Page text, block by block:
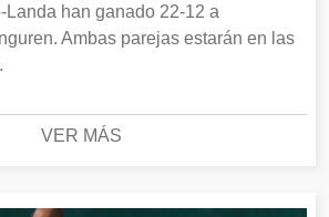
Landa han ganado 22-12 a
Ambas parejas estarán en las
VER MÁS